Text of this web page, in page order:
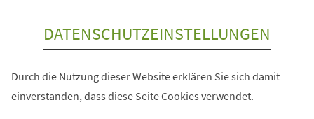
DATENSCHUTZEINSTELLUNGEN
Durch die Nutzung dieser Website erklären Sie sich damit
einverstanden, dass diese Seite Cookies verwendet.